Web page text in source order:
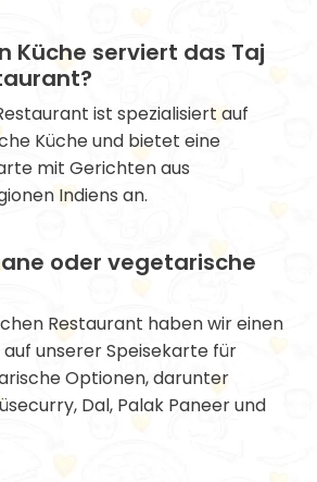
Küche serviert das Taj
ist spezialisiert auf
Küche und bietet eine
mit Gerichten aus
Indiens an.
oder vegetarische
Restaurant haben wir einen
unserer Speisekarte für
Optionen, darunter
Dal, Palak Paneer und